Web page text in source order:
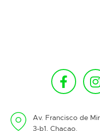
Av. Francisco de
3-b1, Chacao.